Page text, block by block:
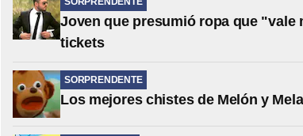
Joven que presumió ropa que "vale
tickets
SORPRENDENTE
Los mejores chistes de Melón y